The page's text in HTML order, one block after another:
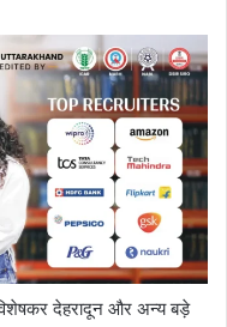
देहरादून और अन्य बड़े